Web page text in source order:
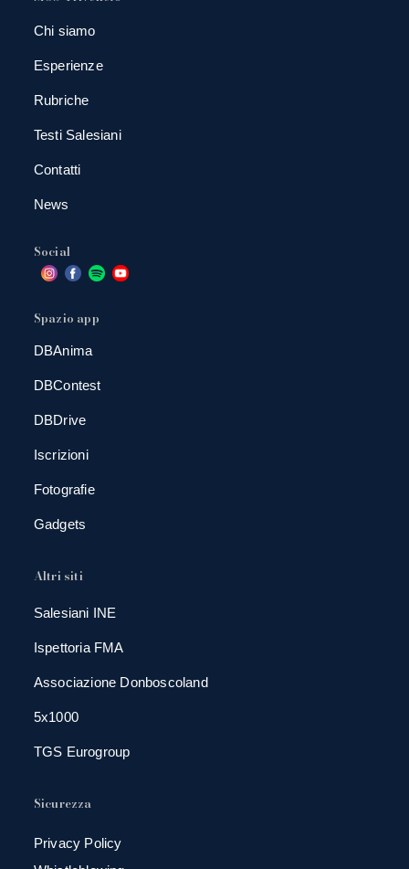
Chi siamo
Esperienze
Rubriche
Testi Salesiani
Contatti
News
Social
Spazio app
DBAnima
DBContest
DBDrive
Iscrizioni
Fotografie
Gadgets
Altri siti
Salesiani INE
Ispettoria FMA
Associazione Donboscoland
5x1000
TGS Eurogroup
Sicurezza
Privacy Policy